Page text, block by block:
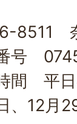
8511
号
間 平
、12月